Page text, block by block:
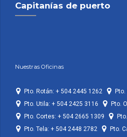
Capitanías de puerto
Nuestras Oficinas
Pto. Rotán: + 504 2445 1262
Pto.
Pto. Utila: + 504 2425 3116
Pto.
Pto. Cortes: + 504 2665 1309
Pto. Tela: + 504 2448 2782
Pto.